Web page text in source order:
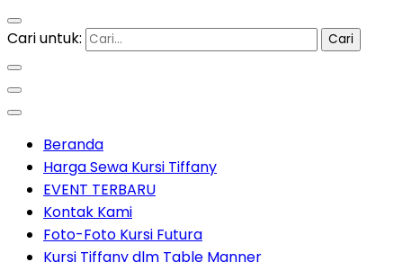
Cari untuk:
Beranda
Harga Sewa Kursi Tiffany
EVENT TERBARU
Kontak Kami
Foto-Foto Kursi Futura
Kursi Tiffany dlm Table Manner